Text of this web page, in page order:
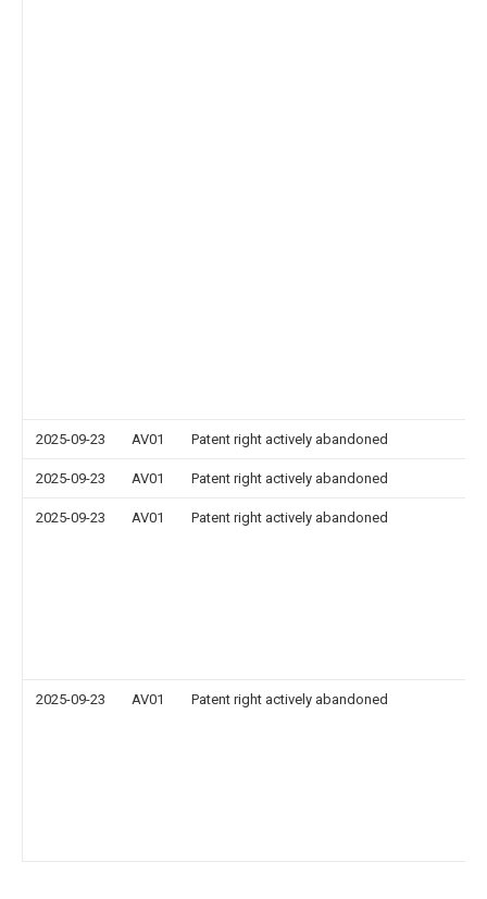
2025-09-23 AV01 Patent right actively abandoned
2025-09-23 AV01 Patent right actively abandoned
2025-09-23 AV01 Patent right actively abandoned
2025-09-23 AV01 Patent right actively abandoned